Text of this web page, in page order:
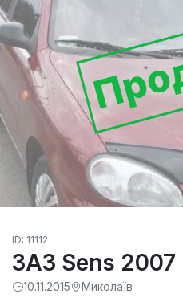
ID: 11112
ЗАЗ Sens 2007
10.11.2015 Миколаїв